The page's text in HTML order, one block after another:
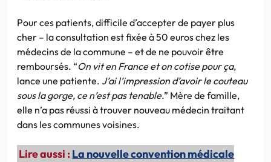
Pour ces patients, difficile d’accepter de payer plus
cher – la consultation est fixée à 50 euros chez les
médecins de la commune – et de ne pouvoir être
remboursés. “On vit en France et on cotise pour ça,
lance une patiente. J’ai l’impression d’avoir le couteau
sous la gorge, ce n’est pas tenable.” Mère de famille,
elle n’a pas réussi à trouver nouveau médecin traitant
dans les communes voisines.
Lire aussi :La nouvelle convention médicale